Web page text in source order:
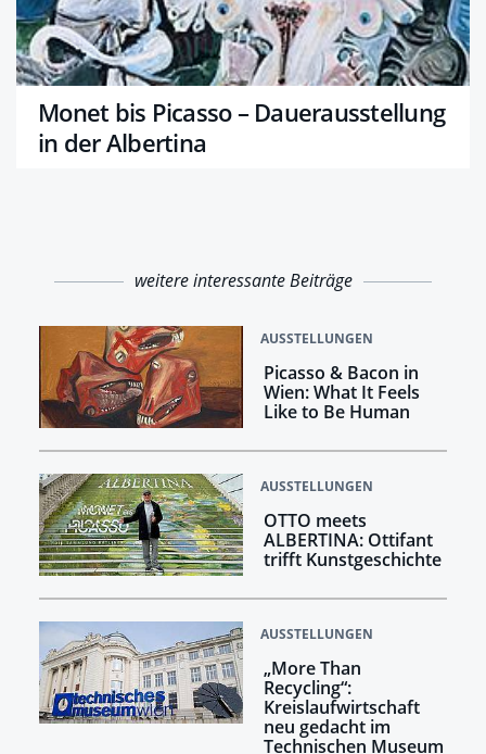
Monet bis Picasso – Dauerausstellung
in der Albertina
weitere interessante Beiträge
AUSSTELLUNGEN
Picasso & Bacon in
Wien: What It Feels
Like to Be Human
AUSSTELLUNGEN
OTTO meets
ALBERTINA: Ottifant
trifft Kunstgeschichte
AUSSTELLUNGEN
„More Than
Recycling“:
Kreislaufwirtschaft
neu gedacht im
Technischen Museum